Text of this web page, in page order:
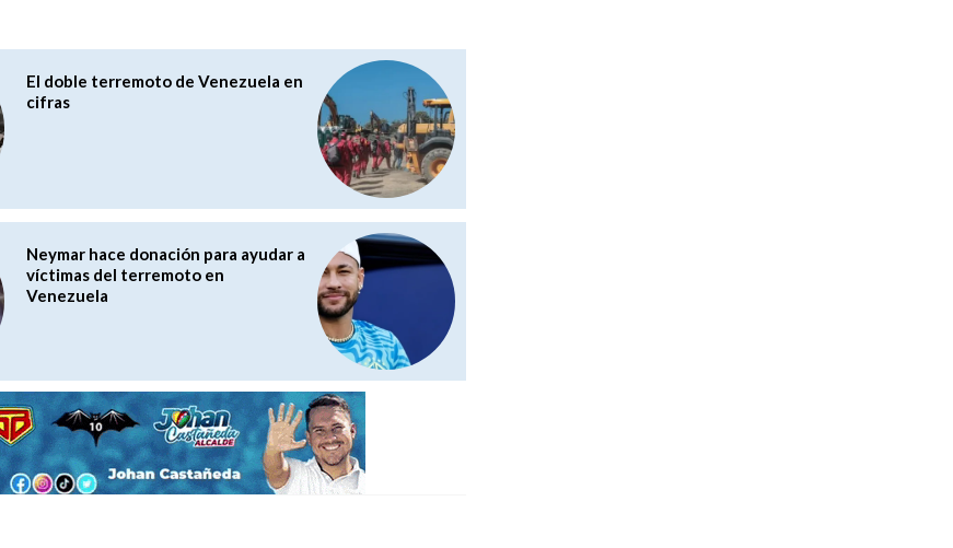
El doble terremoto de Venezuela en
cifras
Neymar hace donación para ayudar a
víctimas del terremoto en
Venezuela